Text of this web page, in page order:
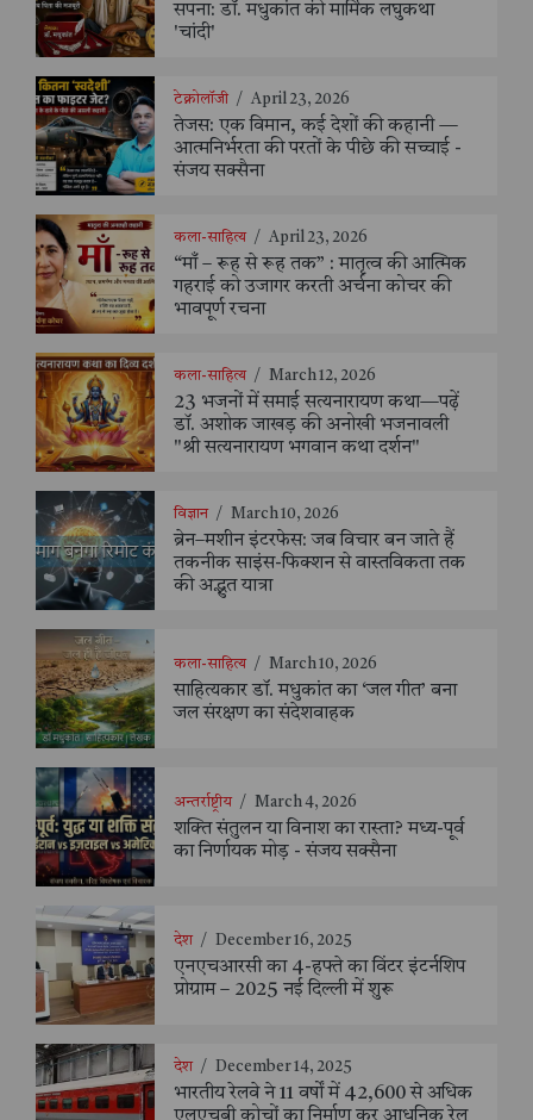
सपना: डॉ. मधुकांत की मार्मिक लघुकथा
'चांदी'
टेक्नोलॉजी / April 23, 2026
तेजस: एक विमान, कई देशों की कहानी —
आत्मनिर्भरता की परतों के पीछे की सच्चाई -
संजय सक्सैना
कला-साहित्य / April 23, 2026
“माँ – रूह से रूह तक” : मातृत्व की आत्मिक
गहराई को उजागर करती अर्चना कोचर की
भावपूर्ण रचना
कला-साहित्य / March 12, 2026
23 भजनों में समाई सत्यनारायण कथा—पढ़ें
डॉ. अशोक जाखड़ की अनोखी भजनावली
"श्री सत्यनारायण भगवान कथा दर्शन"
विज्ञान / March 10, 2026
ब्रेन–मशीन इंटरफेस: जब विचार बन जाते हैं
तकनीक साइंस-फिक्शन से वास्तविकता तक
की अद्भुत यात्रा
कला-साहित्य / March 10, 2026
साहित्यकार डॉ. मधुकांत का ‘जल गीत’ बना
जल संरक्षण का संदेशवाहक
अन्तर्राष्ट्रीय / March 4, 2026
शक्ति संतुलन या विनाश का रास्ता? मध्य-पूर्व
का निर्णायक मोड़ - संजय सक्सैना
देश / December 16, 2025
एनएचआरसी का 4-हफ्ते का विंटर इंटर्नशिप
प्रोग्राम – 2025 नई दिल्ली में शुरू
देश / December 14, 2025
भारतीय रेलवे ने 11 वर्षों में 42,600 से अधिक